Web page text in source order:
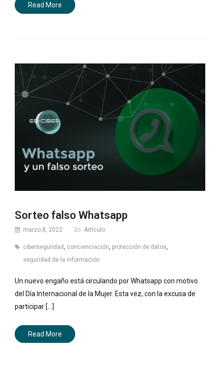
Read More
Sorteo falso Whatsapp
marzo 8, 2022 Artículo
ciberseguridad, concienciación, protección de datos,
seguridad de la información
Un nuevo engaño está circulando por Whatsapp con motivo
del Día Internacional de la Mujer. Esta vez, con la excusa de
participar [...]
Read More